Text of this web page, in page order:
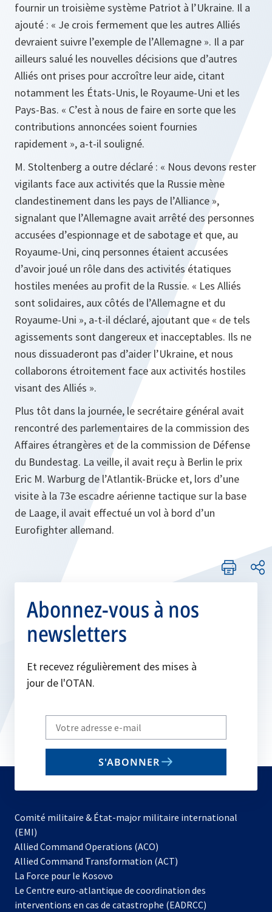
fournir un troisième système Patriot à l’Ukraine. Il a
ajouté : « Je crois fermement que les autres Alliés
devraient suivre l’exemple de l’Allemagne ». Il a par
ailleurs salué les nouvelles décisions que d’autres
Alliés ont prises pour accroître leur aide, citant
notamment les États-Unis, le Royaume-Uni et les
Pays-Bas. « C’est à nous de faire en sorte que les
contributions annoncées soient fournies
rapidement », a-t-il souligné.
M. Stoltenberg a outre déclaré : « Nous devons rester
vigilants face aux activités que la Russie mène
clandestinement dans les pays de l’Alliance »,
signalant que l’Allemagne avait arrêté des personnes
accusées d’espionnage et de sabotage et que, au
Royaume-Uni, cinq personnes étaient accusées
d’avoir joué un rôle dans des activités étatiques
hostiles menées au profit de la Russie. « Les Alliés
sont solidaires, aux côtés de l’Allemagne et du
Royaume-Uni », a-t-il déclaré, ajoutant que « de tels
agissements sont dangereux et inacceptables. Ils ne
nous dissuaderont pas d’aider l’Ukraine, et nous
collaborons étroitement face aux activités hostiles
visant des Alliés ».
Plus tôt dans la journée, le secrétaire général avait
rencontré des parlementaires de la commission des
Affaires étrangères et de la commission de Défense
du Bundestag. La veille, il avait reçu à Berlin le prix
Eric M. Warburg de l’Atlantik-Brücke et, lors d’une
visite à la 73e escadre aérienne tactique sur la base
de Laage, il avait effectué un vol à bord d’un
Eurofighter allemand.
Abonnez-vous à nos
newsletters
Et recevez régulièrement des mises à
jour de l'OTAN.
Write
your
email
S'ABONNER
Comité militaire & État-major militaire international
(EMI)
Allied Command Operations (ACO)
dans
nouvel
onglet
Allied Command Transformation (ACT)
La Force pour le Kosovo
dans
un
Le Centre euro-atlantique de coordination des
interventions en cas de catastrophe (EADRCC)